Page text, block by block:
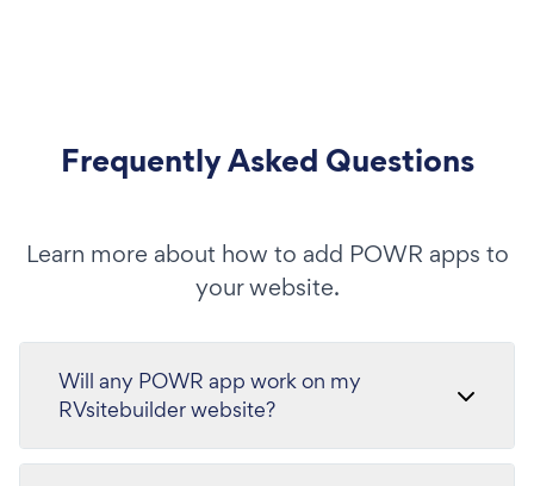
Frequently Asked Questions
Learn more about how to add POWR apps to
your website.
Will any POWR app work on my
RVsitebuilder website?